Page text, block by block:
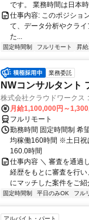
です。 業務時間は日本
仕事内容: このポジショ
て、データ分析やクラ
た...
固定時間制 フルリモート 昇給
業務委託
NWコンサルタント
株式会社クラウドワークス
月給1,100,000円～
フルリモート
勤務時間 固定時間制 希
均稼働160時間 ※土日祝
160.0時間
仕事内容 ＼ 審査を通過
経歴をもとに審査を行
にマッチした案件をご
固定時間制 平日のみOK フル
アルバイト・パート